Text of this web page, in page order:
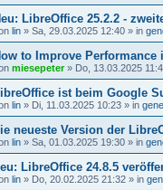
LibreOffice 25.2.2 -
lin » Sa, 29.03.2025 12:40 » in
to Improve Performance
miesepeter» Do, 13.03.2025
ist beim Google
lin » Di, 11.03.2025 10:23 » in
neueste Version der
lin » Sa, 01.03.2025 19:30 » in
LibreOffice 24.8.5
lin » Do, 20.02.2025 21:32 » in